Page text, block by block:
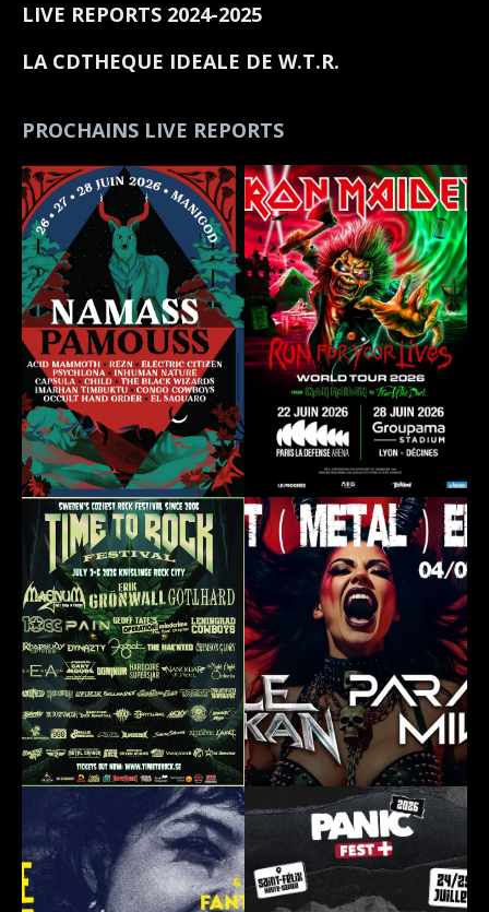
LIVE REPORTS 2024-2025
LA CDTHEQUE IDEALE DE W.T.R.
PROCHAINS LIVE REPORTS